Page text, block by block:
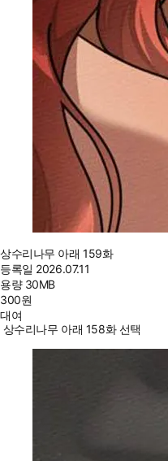
상수리나무 아래 159화
등록일 2026.07.11
용량 30MB
300원
대여
상수리나무 아래 158화 선택